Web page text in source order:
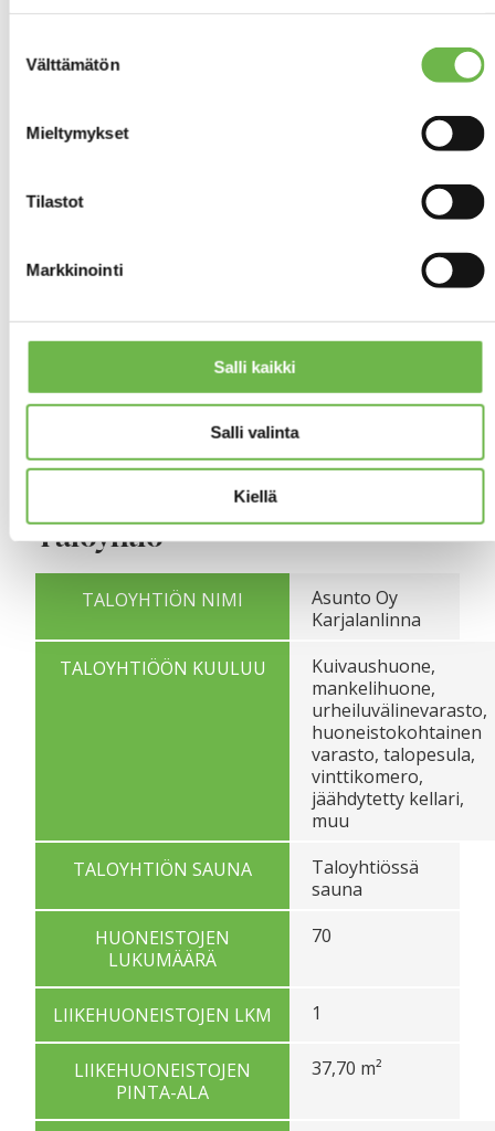
valinta
Välttämätön
Mieltymykset
Tilastot
Markkinointi
Salli kaikki
Salli valinta
Kiellä
KYLPYHUONEEN KUVAUS
Varusteet:
pesukoneliitäntä
Käynti eteisestä
KATTOTYYPPI
Pulpettikatto
Katon
Peltikate
Taloyhtiö
TALOYHTIÖN NIMI
Asunto Oy
Karjalanlinna
TALOYHTIÖÖN KUULUU
Kuivaushuone,
mankelihuone,
urheiluvälinevarasto,
huoneistokohtainen
varasto, talopesula,
vinttikomero,
jäähdytetty kellari,
muu
TALOYHTIÖN SAUNA
Taloyhtiössä
sauna
HUONEISTOJEN
LUKUMÄÄRÄ
70
LIIKEHUONEISTOJEN LKM 1
LIIKEHUONEISTOJEN
PINTA-ALA
37,70 m²